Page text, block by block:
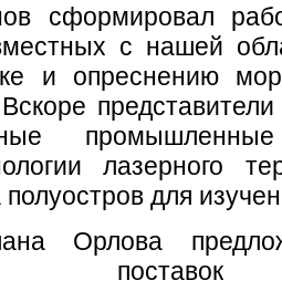
сформировал
с нашей
и опреснению
лазерного
полуостров для
Орлова